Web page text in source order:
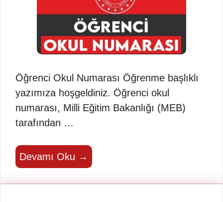
Öğrenci Okul Numarası Öğrenme başlıklı
yazımıza hoşgeldiniz. Öğrenci okul
numarası, Milli Eğitim Bakanlığı (MEB)
tarafından …
Devamı Oku →